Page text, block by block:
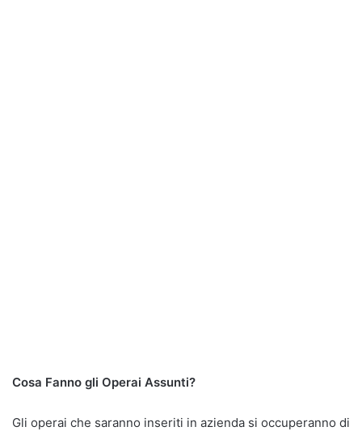
Cosa Fanno gli Operai Assunti?
Gli operai che saranno inseriti in azienda si occuperanno di